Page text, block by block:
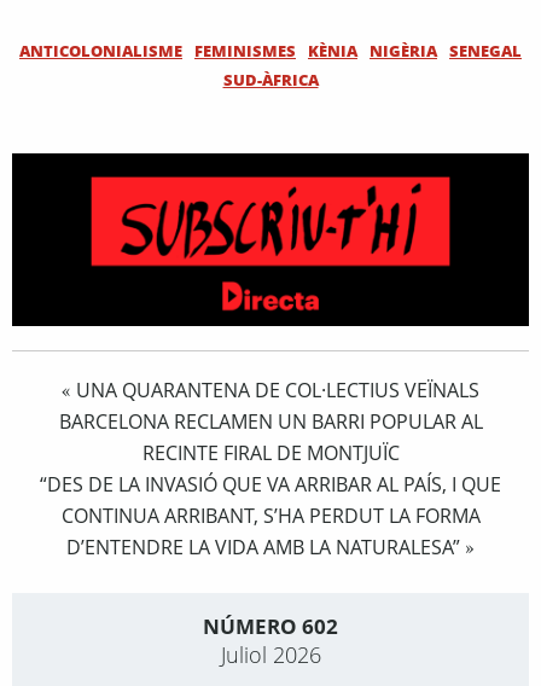
ANTICOLONIALISME FEMINISMES KÈNIA NIGÈRIA SENEGAL
SUD-ÀFRICA
« UNA QUARANTENA DE COL·LECTIUS VEÏNALS
BARCELONA RECLAMEN UN BARRI POPULAR AL
RECINTE FIRAL DE MONTJUÏC
“DES DE LA INVASIÓ QUE VA ARRIBAR AL PAÍS, I QUE
CONTINUA ARRIBANT, S’HA PERDUT LA FORMA
D’ENTENDRE LA VIDA AMB LA NATURALESA” »
NÚMERO 602
Juliol 2026